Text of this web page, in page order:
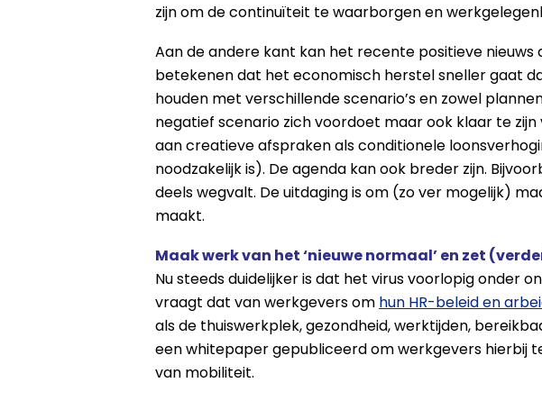
zijn om de continuïteit te waarborgen en
Aan de andere kant kan het recente positieve
betekenen dat het economisch herstel sneller gaat
houden met verschillende scenario’s en zowel
negatief scenario zich voordoet maar ook klaar te
aan creatieve afspraken als conditionele
noodzakelijk is). De agenda kan ook breder zijn.
deels wegvalt. De uitdaging is om (zo ver mogelijk)
maakt.
Maak werk van het ‘nieuwe normaal’ en zet
Nu steeds duidelijker is dat het virus voorlopig onder
vraagt dat van werkgevers om hun HR-beleid en
als de thuiswerkplek, gezondheid, werktijden,
een whitepaper gepubliceerd om werkgevers hierbij
van mobiliteit.